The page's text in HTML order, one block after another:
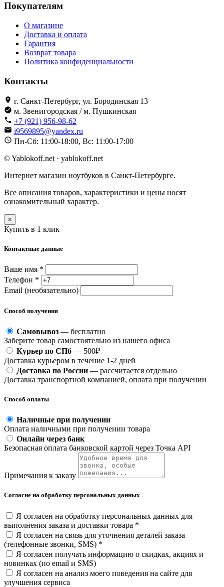
Покупателям
О магазине
Доставка и оплата
Гарантия
Возврат товара
Политика конфиденциальности
Контакты
г. Санкт-Петербург, ул. Бородинская 13
м. Звенигородская / м. Пушкинская
+7 (921) 956-98-62
i9569895@yandex.ru
Пн-Сб: 11:00-18:00, Вс: 11:00-17:00
© Yablokoff.net · yablokoff.net
Интернет магазин ноутбуков в Санкт-Петербурге.
Все описания товаров, характеристики и цены носят
ознакомительный характер.
×
Купить в 1 клик
Контактные данные
Ваше имя *
Телефон *
Email (необязательно)
Способ получения
Самовывоз — бесплатно
Заберите товар самостоятельно из нашего офиса
Курьер по СПб — 500₽
Доставка курьером в течение 1-2 дней
Доставка по России — рассчитается отдельно
Доставка транспортной компанией, оплата при получении
Способ оплаты
Наличные при получении
Оплата наличными при получении товара
Онлайн через банк
Безопасная оплата банковской картой через Точка API
Примечания к заказу
Согласие на обработку персональных данных
Я согласен на обработку персональных данных для
выполнения заказа и доставки товара *
Я согласен на связь для уточнения деталей заказа
(телефонные звонки, SMS) *
Я согласен получать информацию о скидках, акциях и
новинках (по email и SMS)
Я согласен на анализ моего поведения на сайте для
улучшения сервиса